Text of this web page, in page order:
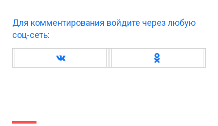
Для комментирования войдите через любую
соц-сеть: